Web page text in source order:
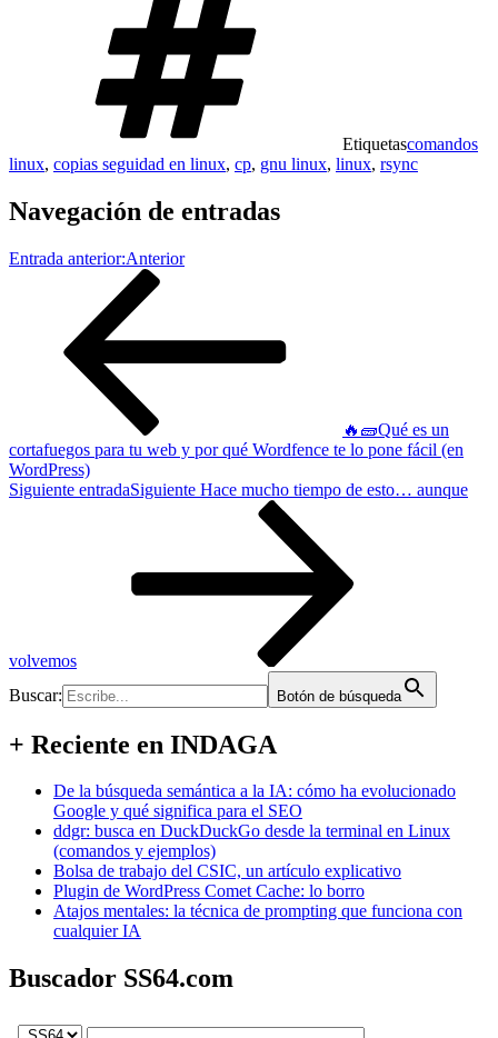
Etiquetascomandos
linux, copias seguidad en linux, cp, gnu linux, linux, rsync
Navegación de entradas
Entrada anterior:Anterior
🔥🧱Qué es un
cortafuegos para tu web y por qué Wordfence te lo pone fácil (en
WordPress)
Siguiente entradaSiguiente Hace mucho tiempo de esto… aunque
volvemos
Buscar:
Botón de búsqueda
+ Reciente en INDAGA
De la búsqueda semántica a la IA: cómo ha evolucionado
Google y qué significa para el SEO
ddgr: busca en DuckDuckGo desde la terminal en Linux
(comandos y ejemplos)
Bolsa de trabajo del CSIC, un artículo explicativo
Plugin de WordPress Comet Cache: lo borro
Atajos mentales: la técnica de prompting que funciona con
cualquier IA
Buscador SS64.com